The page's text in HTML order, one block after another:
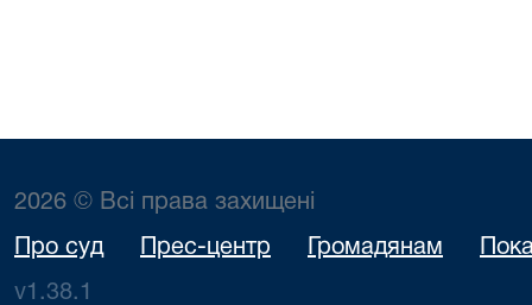
2026 © Всі права захищені
Про суд Прес-центр Громадянам
v1.38.1